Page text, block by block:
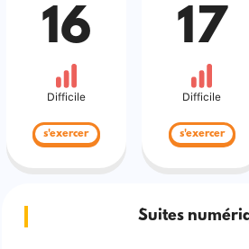
16
Difficile
s'exercer
17
Difficile
s'exercer
Suites